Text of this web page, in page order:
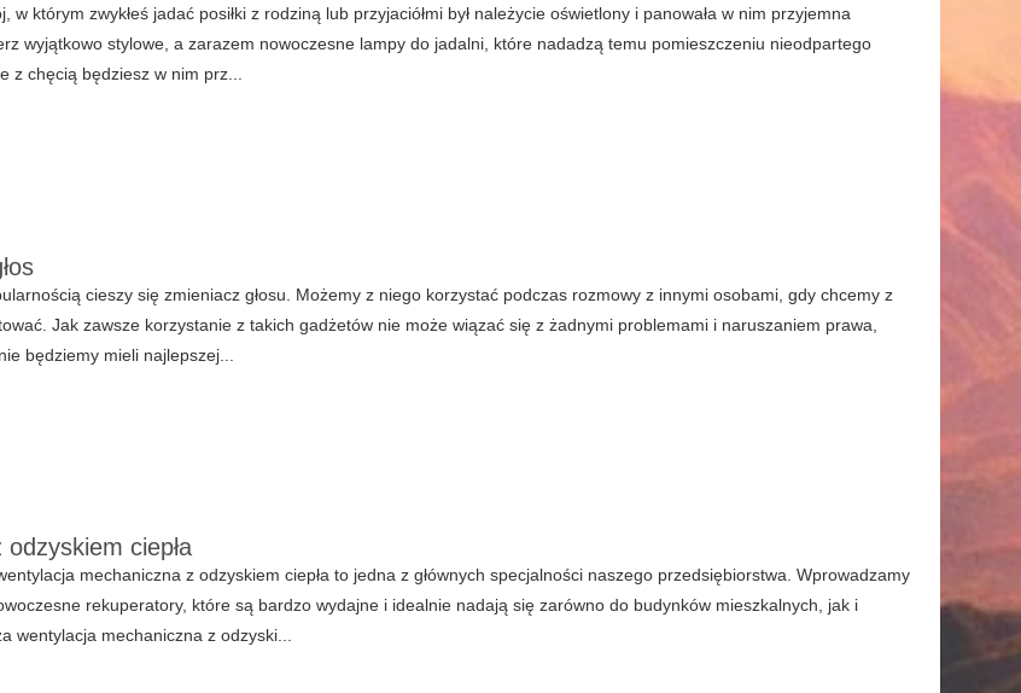
w którym zwykłeś jadać posiłki z rodziną lub przyjaciółmi był należycie oświetlony i panowała w nim przyjemna
wyjątkowo stylowe, a zarazem nowoczesne lampy do jadalni, które nadadzą temu pomieszczeniu nieodpartego
z chęcią będziesz w nim prz...
cieszy się zmieniacz głosu. Możemy z niego korzystać podczas rozmowy z innymi osobami, gdy chcemy z
Jak zawsze korzystanie z takich gadżetów nie może wiązać się z żadnymi problemami i naruszaniem prawa,
będziemy mieli najlepszej...
ciepła
mechaniczna z odzyskiem ciepła to jedna z głównych specjalności naszego przedsiębiorstwa. Wprowadzamy
rekuperatory, które są bardzo wydajne i idealnie nadają się zarówno do budynków mieszkalnych, jak i
wentylacja mechaniczna z odzyski...